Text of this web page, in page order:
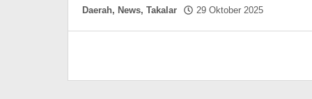
Daerah, News, Takalar 29 Oktober 2025